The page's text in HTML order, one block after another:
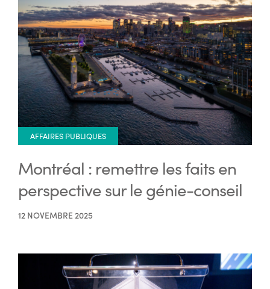
AFFAIRES PUBLIQUES
Montréal : remettre les faits en
perspective sur le génie-conseil
12 NOVEMBRE 2025